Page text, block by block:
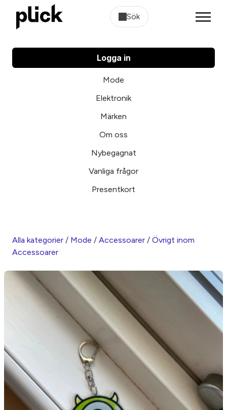
Sök
Logga in
Mode
Elektronik
Märken
Om oss
Nybegagnat
Vanliga frågor
Presentkort
Alla kategorier / Mode / Accessoarer / Övrigt inom
Accessoarer